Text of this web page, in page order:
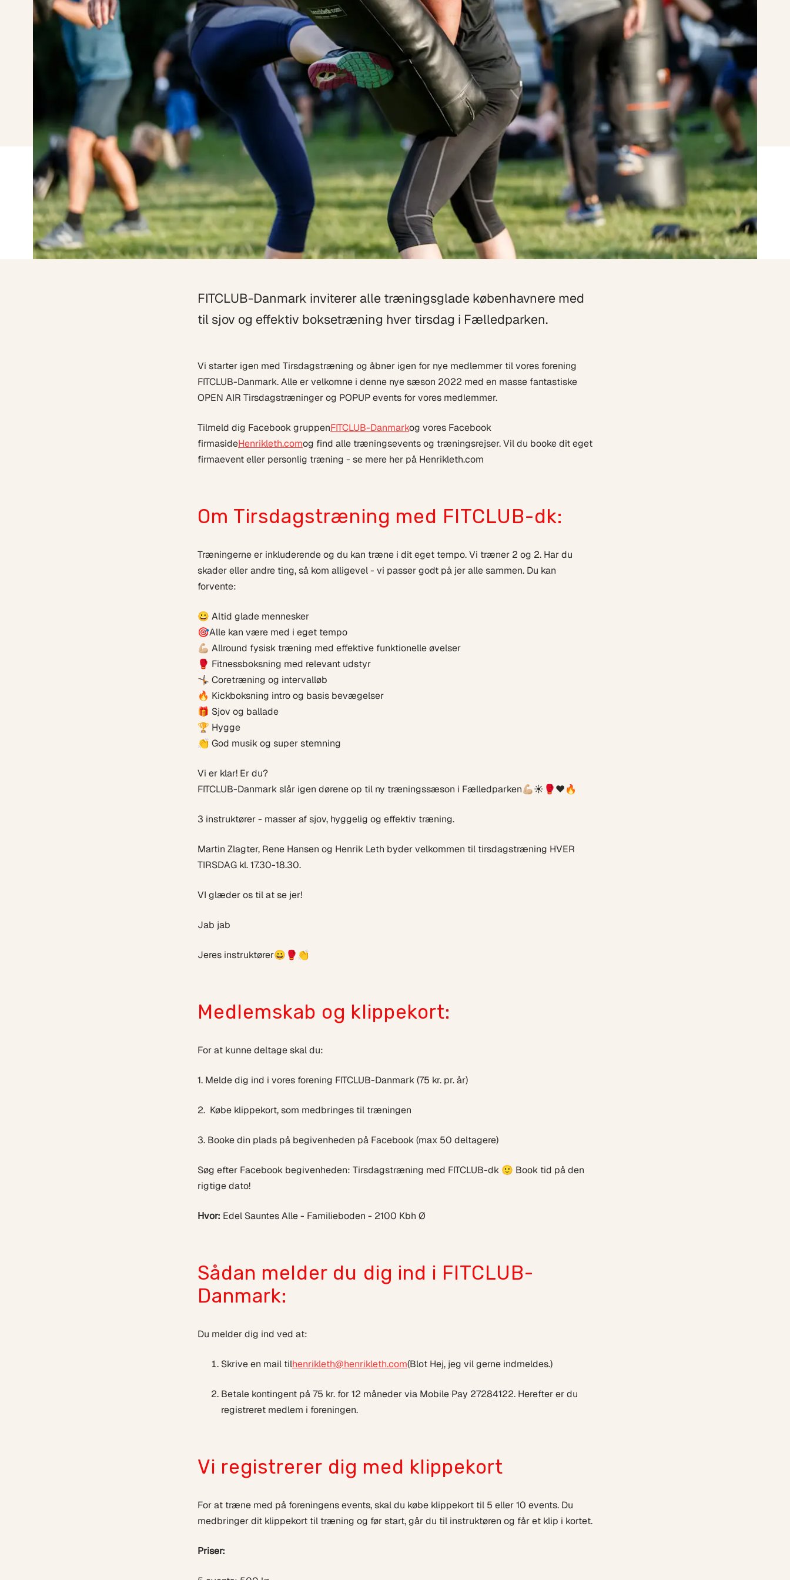
FITCLUB-Danmark inviterer alle træningsglade københavnere med
til sjov og effektiv boksetræning hver tirsdag i Fælledparken.
Vi starter igen med Tirsdagstræning og åbner igen for nye medlemmer til vores forening
FITCLUB-Danmark. Alle er velkomne i denne nye sæson 2022 med en masse fantastiske
OPEN AIR Tirsdagstræninger og POPUP events for vores medlemmer.
Tilmeld dig Facebook gruppenFITCLUB-Danmarkog vores Facebook
firmasideHenrikleth.comog find alle træningsevents og træningsrejser. Vil du booke dit eget
firmaevent eller personlig træning - se mere her på Henrikleth.com
Om Tirsdagstræning med FITCLUB-dk:
Træningerne er inkluderende og du kan træne i dit eget tempo. Vi træner 2 og 2. Har du
skader eller andre ting, så kom alligevel - vi passer godt på jer alle sammen. Du kan
forvente:
😀 Altid glade mennesker
🎯Alle kan være med i eget tempo
💪🏼 Allround fysisk træning med effektive funktionelle øvelser
🥊 Fitnessboksning med relevant udstyr
🤸🏿 Coretræning og intervalløb
🔥 Kickboksning intro og basis bevægelser
🎁 Sjov og ballade
🏆 Hygge
👏 God musik og super stemning
Vi er klar! Er du?
FITCLUB-Danmark slår igen dørene op til ny træningssæson i Fælledparken💪🏼☀️🥊❤️🔥
3 instruktører - masser af sjov, hyggelig og effektiv træning.
Martin Zlagter, Rene Hansen og Henrik Leth byder velkommen til tirsdagstræning HVER
TIRSDAG kl. 17.30-18.30.
VI glæder os til at se jer!
Jab jab
Jeres instruktører😀🥊👏
Medlemskab og klippekort:
For at kunne deltage skal du:
1. Melde dig ind i vores forening FITCLUB-Danmark (75 kr. pr. år)
2. Købe klippekort, som medbringes til træningen
3. Booke din plads på begivenheden på Facebook (max 50 deltagere)
Søg efter Facebook begivenheden: Tirsdagstræning med FITCLUB-dk 🙂 Book tid på den
rigtige dato!
Hvor: Edel Sauntes Alle - Familieboden - 2100 Kbh Ø
Sådan melder du dig ind i FITCLUB-
Danmark:
Du melder dig ind ved at:
Skrive en mail tilhenrikleth@henrikleth.com(Blot Hej, jeg vil gerne indmeldes.)
Betale kontingent på 75 kr. for 12 måneder via Mobile Pay 27284122. Herefter er du
registreret medlem i foreningen.
Vi registrerer dig med klippekort
For at træne med på foreningens events, skal du købe klippekort til 5 eller 10 events. Du
medbringer dit klippekort til træning og før start, går du til instruktøren og får et klip i kortet.
Priser: